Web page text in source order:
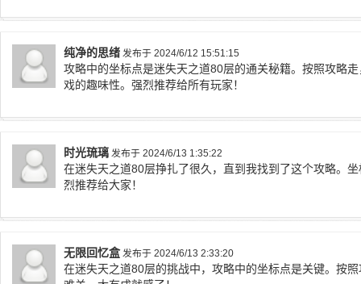
纯净的思绪 发布于 2024/6/12 15:51:15
攻略中的坐标点是迷失天之道80层的通关秘籍。按照攻略
戏的趣味性。强烈推荐给所有玩家！
时光琉璃 发布于 2024/6/13 1:35:22
在迷失天之道80层挣扎了很久，直到我找到了这个攻略。
烈推荐给大家！
无限回忆盒发布于 2024/6/13 2:33:20
在迷失天之道80层的挑战中，攻略中的坐标点是关键。按